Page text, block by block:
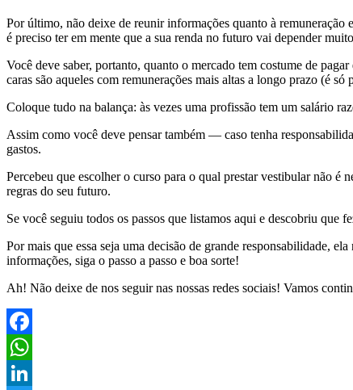
Por último, não deixe de reunir informações quanto à
é preciso ter em mente que a sua renda no futuro vai depender
Você deve saber, portanto, quanto o mercado tem costume de
caras são aqueles com remunerações mais altas a longo prazo (é
Coloque tudo na balança: às vezes uma profissão tem um salário
Assim como você deve pensar também — caso tenha
gastos.
Percebeu que escolher o curso para o qual prestar vestibular não é
regras do seu futuro.
Se você seguiu todos os passos que listamos aqui e descobriu que
Por mais que essa seja uma decisão de grande responsabilidade,
informações, siga o passo a passo e boa sorte!
Ah! Não deixe de nos seguir nas nossas redes sociais! Vamos
Facebook
WhatsApp